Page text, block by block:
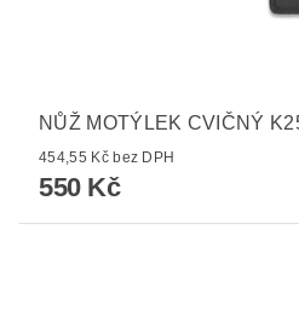
NŮŽ MOTÝLEK CVIČNÝ
454,55 Kč bez DPH
550 Kč